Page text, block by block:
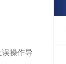
操作导